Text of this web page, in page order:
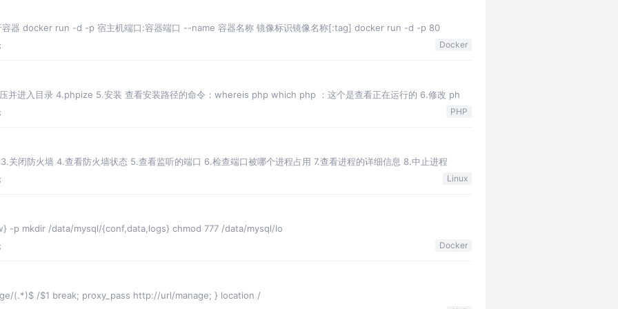
容器 docker run -d -p 宿主机端口:容器端口 --name 容器名称 镜像标识镜像名称[:tag] docker run -d -p 80
Docker
并进入目录 4.phpize 5.安装 查看安装路径的命令：whereis php which php ：这个是查看正在运行的 6.修改 ph
PHP
关闭防火墙 4.查看防火墙状态 5.查看监听的端口 6.检查端口被哪个进程占用 7.查看进程的详细信息 8.中止进程
Linux
-p mkdir /data/mysql/{conf,data,logs} chmod 777 /data/mysql/lo
Docker
(.*)$ /$1 break; proxy_pass http://url/manage; } location /